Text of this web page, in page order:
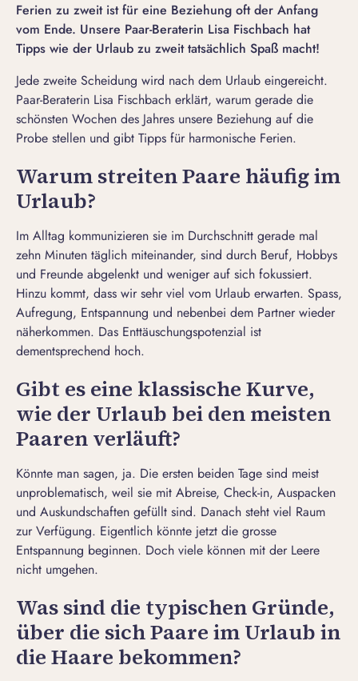
Ferien zu zweit ist für eine Beziehung oft der Anfang
vom Ende. Unsere Paar-Beraterin Lisa Fischbach hat
Tipps wie der Urlaub zu zweit tatsächlich Spaß macht!
Jede zweite Scheidung wird nach dem Urlaub eingereicht.
Paar-Beraterin Lisa Fischbach erklärt, warum gerade die
schönsten Wochen des Jahres unsere Beziehung auf die
Probe stellen und gibt Tipps für harmonische Ferien.
Warum streiten Paare häufig im
Urlaub?
Im Alltag kommunizieren sie im Durchschnitt gerade mal
zehn Minuten täglich miteinander, sind durch Beruf, Hobbys
und Freunde abgelenkt und weniger auf sich fokussiert.
Hinzu kommt, dass wir sehr viel vom Urlaub erwarten. Spass,
Aufregung, Entspannung und nebenbei dem Partner wieder
näherkommen. Das Enttäuschungspotenzial ist
dementsprechend hoch.
Gibt es eine klassische Kurve,
wie der Urlaub bei den meisten
Paaren verläuft?
Könnte man sagen, ja. Die ersten beiden Tage sind meist
unproblematisch, weil sie mit Abreise, Check-in, Auspacken
und Auskundschaften gefüllt sind. Danach steht viel Raum
zur Verfügung. Eigentlich könnte jetzt die grosse
Entspannung beginnen. Doch viele können mit der Leere
nicht umgehen.
Was sind die typischen Gründe,
über die sich Paare im Urlaub in
die Haare bekommen?